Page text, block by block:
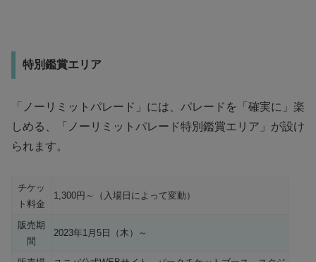
特別鑑賞エリア
「ノーリミットパレード」には、パレードを「確実に」楽
しめる、「ノーリミットパレード特別鑑賞エリア」が設け
られます。
チケッ
ト料金
1,300円～（入場日によって変動）
販売期
間
2023年1月5日（木）～